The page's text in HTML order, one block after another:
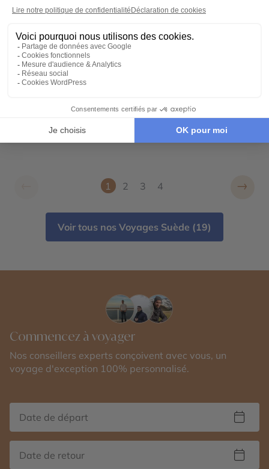
AUTOTOUR
7 jours - À partir de1900 € /pers
Bergen - Sognefjord - Hardangerfjord - Les
1 2 3 4 →
Voir tous nos Voyages Suède (19)
Commencez à voyager
Nos conseillers experts conçoivent avec vous, un
voyage d'exception 100% personnalisé.